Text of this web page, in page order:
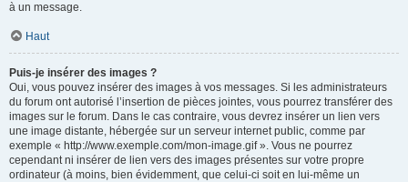
à un message.
Haut
Puis-je insérer des images ?
Oui, vous pouvez insérer des images à vos messages. Si les administrateurs
du forum ont autorisé l’insertion de pièces jointes, vous pourrez transférer des
images sur le forum. Dans le cas contraire, vous devrez insérer un lien vers
une image distante, hébergée sur un serveur internet public, comme par
exemple « http://www.exemple.com/mon-image.gif ». Vous ne pourrez
cependant ni insérer de lien vers des images présentes sur votre propre
ordinateur (à moins, bien évidemment, que celui-ci soit en lui-même un